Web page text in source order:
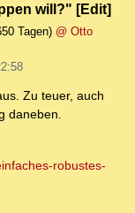
will?" [Edit]
Tagen) @ Otto
Zu teuer, auch
daneben.
robustes-